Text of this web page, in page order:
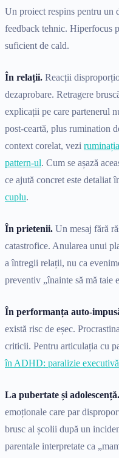
Un proiect respins pentru un
feedback tehnic. Hiperfocus
suficient de cald.
În relații. Reacții
dezaprobare. Retragere
explicații pe care partenerul
post-ceartă, plus rumination
context corelat, vezi
pattern-ul. Cum se așază
ce ajută concret este detaliat
cuplu.
În prietenii. Un mesaj fără
catastrofice. Anularea unui
a întregii relații, nu ca
preventiv „înainte să mă taie
În performanța auto-
există risc de eșec.
criticii. Pentru articulația cu
în ADHD: paralizie executivă
La pubertate și adolescență.
emoționale care par
brusc al școlii după un
parentale interpretate ca